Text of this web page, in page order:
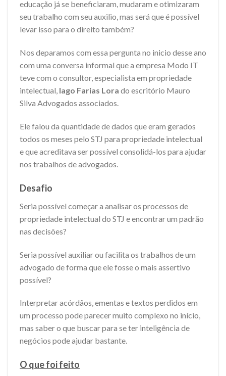
educação já se beneficiaram, mudaram e otimizaram
seu trabalho com seu auxilio, mas será que é possível
levar isso para o direito também?
Nos deparamos com essa pergunta no inicio desse ano
com uma conversa informal que a empresa Modo IT
teve com o consultor, especialista em propriedade
intelectual, Iago Farias Lora do escritório Mauro
Silva Advogados associados.
Ele falou da quantidade de dados que eram gerados
todos os meses pelo STJ para propriedade intelectual
e que acreditava ser possível consolidá-los para ajudar
nos trabalhos de advogados.
Desafio
Seria possível começar a analisar os processos de
propriedade intelectual do STJ e encontrar um padrão
nas decisões?
Seria possível auxiliar ou facilita os trabalhos de um
advogado de forma que ele fosse o mais assertivo
possível?
Interpretar acórdãos, ementas e textos perdidos em
um processo pode parecer muito complexo no início,
mas saber o que buscar para se ter inteligência de
negócios pode ajudar bastante.
O que foi feito